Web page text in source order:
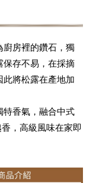
房裡的鑽石，獨
保存不易，在採摘
此將松露在產地加
香氣，融合中式
，高級風味在家即